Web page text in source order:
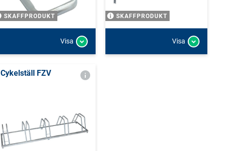
SKAFFPRODUKT
Visa
SKAFFPRODUKT
Visa
Cykelställ FZV